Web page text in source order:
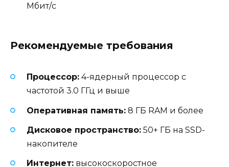
Мбит/с
Рекомендуемые требования
Процессор: 4-ядерный процессор с
частотой 3.0 ГГц и выше
Оперативная память: 8 ГБ RAM и более
Дисковое пространство: 50+ ГБ на SSD-
накопителе
Интернет: высокоскоростное